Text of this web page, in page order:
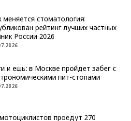
меняется стоматология:
рейтинг лучших частных
России 2026
и ешь: в Москве пройдет забег с
пит-стопами
проедут 270